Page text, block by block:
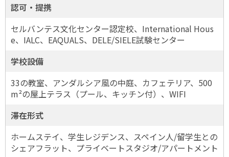
認可・提携
セルバンテス文化センター認定校、International Hous
e、IALC、EAQUALS、DELE/SIELE試験センター
学校設備
33の教室、アンダルシア風の中庭、カフェテリア、500
m²の屋上テラス（プール、キッチン付）、WIFI
滞在形式
ホームステイ、学生レジデンス、スペイン人/留学生との
シェアフラット、プライベートスタジオ/アパートメント